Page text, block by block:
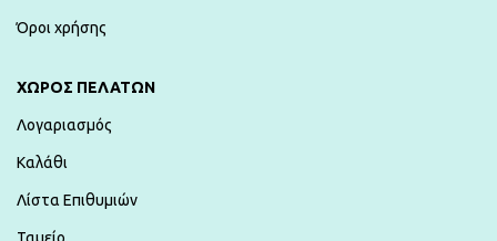
Όροι χρήσης
ΧΏΡΟΣ ΠΕΛΑΤΏΝ
Λογαριασμός
Καλάθι
Λίστα Επιθυμιών